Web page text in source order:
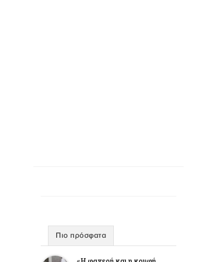
Πιο πρόσφατα